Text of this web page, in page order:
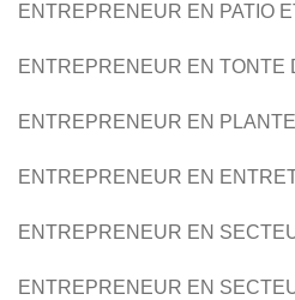
ENTREPRENEUR EN PATIO
ENTREPRENEUR EN TONTE
ENTREPRENEUR EN
ENTREPRENEUR EN
ENTREPRENEUR EN
ENTREPRENEUR EN